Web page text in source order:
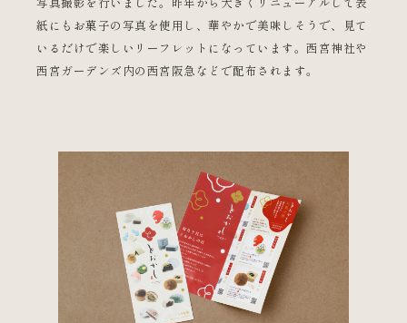
紙にもお菓子の写真を使用し、華やかで美味しそうで、見て
いるだけで楽しいリーフレットになっています。西宮神社や
西宮ガーデンズ内の西宮阪急などで配布されます。